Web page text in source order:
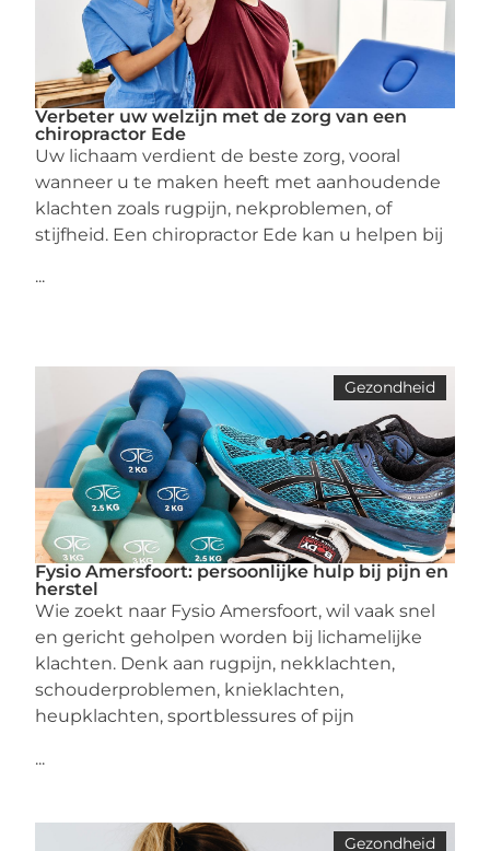
Verbeter uw welzijn met de zorg van een
chiropractor Ede
Uw lichaam verdient de beste zorg, vooral
wanneer u te maken heeft met aanhoudende
klachten zoals rugpijn, nekproblemen, of
stijfheid. Een chiropractor Ede kan u helpen bij
...
Gezondheid
Fysio Amersfoort: persoonlijke hulp bij pijn en
herstel
Wie zoekt naar Fysio Amersfoort, wil vaak snel
en gericht geholpen worden bij lichamelijke
klachten. Denk aan rugpijn, nekklachten,
schouderproblemen, knieklachten,
heupklachten, sportblessures of pijn
...
Gezondheid